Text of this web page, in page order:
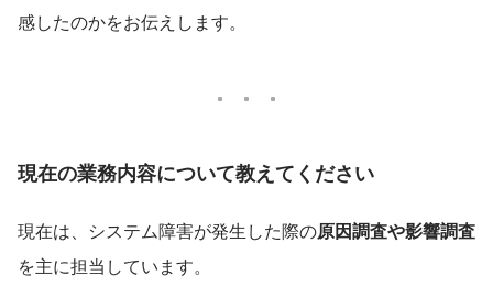
感したのかをお伝えします。
現在の業務内容について教えてください
現在は、システム障害が発生した際の原因調査や影響調査
を主に担当しています。